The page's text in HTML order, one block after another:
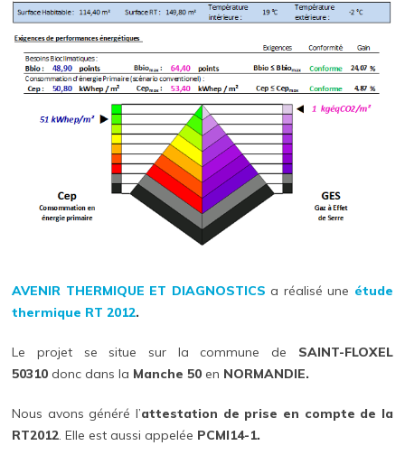
AVENIR THERMIQUE ET DIAGNOSTICS a réalisé une étude
thermique RT 2012.
Le projet se situe sur la commune de SAINT-FLOXEL
50310 donc dans la Manche 50en NORMANDIE.
Nous avons généré l’attestation de prise en compte de la
RT2012. Elle est aussi appelée PCMI14-1.